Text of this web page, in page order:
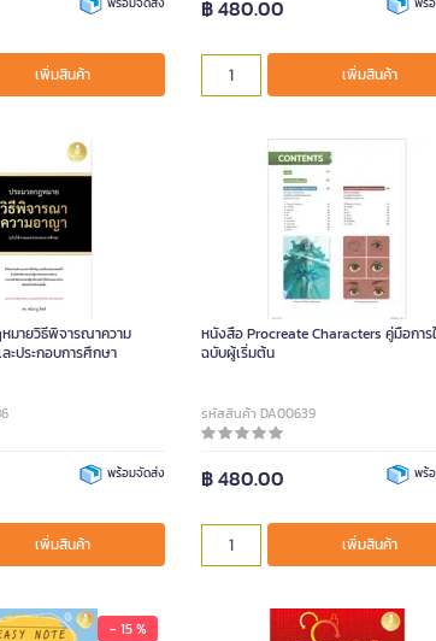
เพิ่มสินค้า
฿ 480.00
เพิ่มสินค้า
มายวิธีพิจารณาความ
ะประกอบการศึกษา
พร้อมจัดส่ง
เพิ่มสินค้า
หนังสือ Procreate Characters คู่มือการ
ฉบับผู้เริ่มต้น
รหัสสินค้า DA00639
฿ 480.00 พร้
เพิ่มสินค้า
- 15 %